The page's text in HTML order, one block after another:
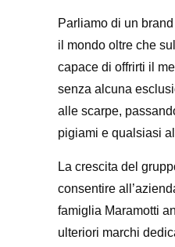
Parliamo di un
il mondo oltre che
capace di offrirti il
senza alcuna
alle scarpe,
pigiami e qualsiasi
La crescita del
consentire
famiglia Maramotti
ulteriori marchi